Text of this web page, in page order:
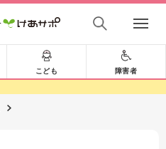
こども 障害者